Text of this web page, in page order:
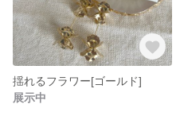
揺れるフラワー[ゴールド]
展示中